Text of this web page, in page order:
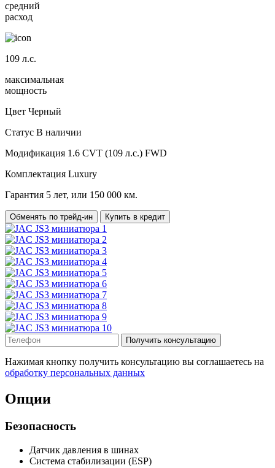
средний
расход
109 л.с.
максимальная
мощность
Цвет Черный
Статус В наличии
Модификация 1.6 CVT (109 л.с.) FWD
Комплектация Luxury
Гарантия 5 лет, или 150 000 км.
Обменять по трейд-ин Купить в кредит
Получить консультацию
Нажимая кнопку получить консультацию вы соглашаетесь на
обработку персональных данных
Опции
Безопасность
Датчик давления в шинах
Система стабилизации (ESP)